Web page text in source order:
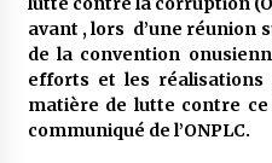
avant , lors d’une réunion
de la convention
efforts et les réalisations
matière de lutte contre
communiqué de l’ONPLC.